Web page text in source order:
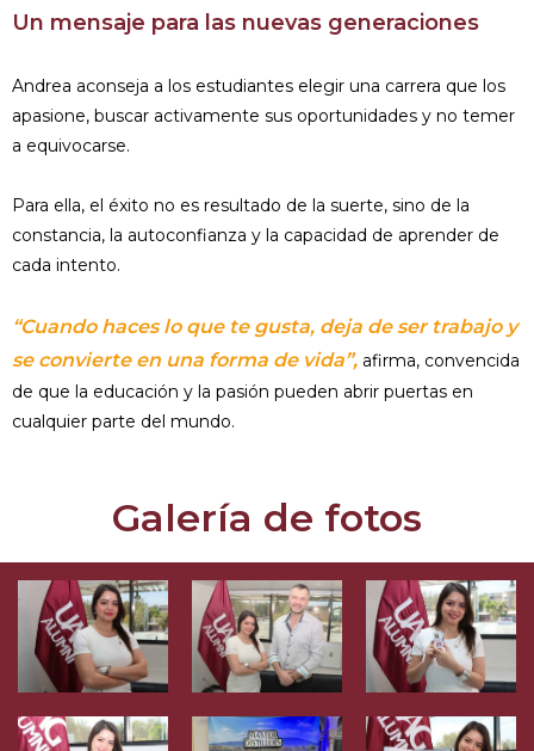
Un mensaje para las nuevas generaciones
Andrea aconseja a los estudiantes elegir una carrera que los
apasione, buscar activamente sus oportunidades y no temer
a equivocarse.
Para ella, el éxito no es resultado de la suerte, sino de la
constancia, la autoconfianza y la capacidad de aprender de
cada intento.
“Cuando haces lo que te gusta, deja de ser trabajo y
se convierte en una forma de vida”, afirma, convencida
de que la educación y la pasión pueden abrir puertas en
cualquier parte del mundo.
Galería de fotos